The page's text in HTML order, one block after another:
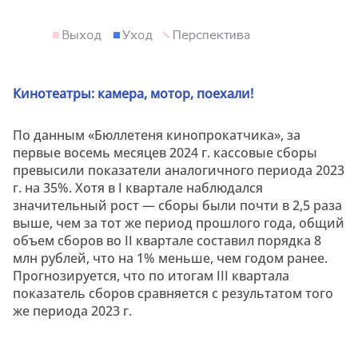
Кинотеатры: камера, мотор, поехали!
По данным «Бюллетеня кинопрокатчика», за
первые восемь месяцев 2024 г. кассовые сборы
превысили показатели аналогичного периода 2023
г. на 35%. Хотя в I квартале наблюдался
значительный рост — сборы были почти в 2,5 раза
выше, чем за тот же период прошлого года, общий
объем сборов во II квартале составил порядка 8
млн рублей, что на 1% меньше, чем годом ранее.
Прогнозируется, что по итогам III квартала
показатель сборов сравняется с результатом того
же периода 2023 г.